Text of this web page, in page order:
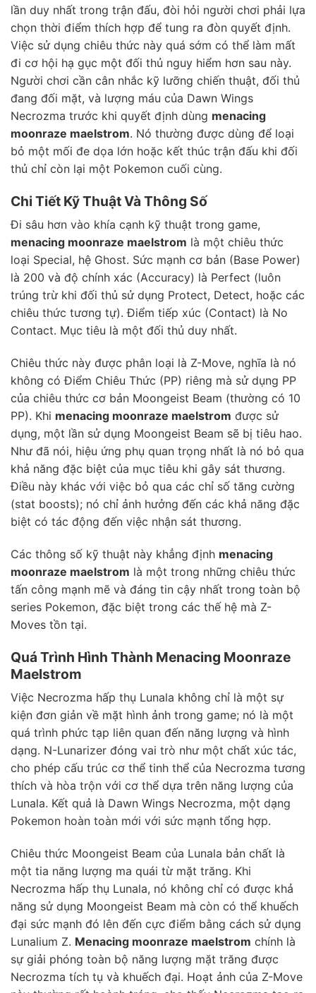
lần duy nhất trong trận đấu, đòi hỏi người chơi phải lựa
chọn thời điểm thích hợp để tung ra đòn quyết định.
Việc sử dụng chiêu thức này quá sớm có thể làm mất
đi cơ hội hạ gục một đối thủ nguy hiểm hơn sau này.
Người chơi cần cân nhắc kỹ lưỡng chiến thuật, đối thủ
đang đối mặt, và lượng máu của Dawn Wings
Necrozma trước khi quyết định dùng menacing
moonraze maelstrom. Nó thường được dùng để loại
bỏ một mối đe dọa lớn hoặc kết thúc trận đấu khi đối
thủ chỉ còn lại một Pokemon cuối cùng.
Chi Tiết Kỹ Thuật Và Thông Số
Đi sâu hơn vào khía cạnh kỹ thuật trong game,
menacing moonraze maelstrom là một chiêu thức
loại Special, hệ Ghost. Sức mạnh cơ bản (Base Power)
là 200 và độ chính xác (Accuracy) là Perfect (luôn
trúng trừ khi đối thủ sử dụng Protect, Detect, hoặc các
chiêu thức tương tự). Điểm tiếp xúc (Contact) là No
Contact. Mục tiêu là một đối thủ duy nhất.
Chiêu thức này được phân loại là Z-Move, nghĩa là nó
không có Điểm Chiêu Thức (PP) riêng mà sử dụng PP
của chiêu thức cơ bản Moongeist Beam (thường có 10
PP). Khi menacing moonraze maelstrom được sử
dụng, một lần sử dụng Moongeist Beam sẽ bị tiêu hao.
Như đã nói, hiệu ứng phụ quan trọng nhất là nó bỏ qua
khả năng đặc biệt của mục tiêu khi gây sát thương.
Điều này khác với việc bỏ qua các chỉ số tăng cường
(stat boosts); nó chỉ ảnh hưởng đến các khả năng đặc
biệt có tác động đến việc nhận sát thương.
Các thông số kỹ thuật này khẳng định menacing
moonraze maelstrom là một trong những chiêu thức
tấn công mạnh mẽ và đáng tin cậy nhất trong toàn bộ
series Pokemon, đặc biệt trong các thế hệ mà Z-
Moves tồn tại.
Quá Trình Hình Thành Menacing Moonraze
Maelstrom
Việc Necrozma hấp thụ Lunala không chỉ là một sự
kiện đơn giản về mặt hình ảnh trong game; nó là một
quá trình phức tạp liên quan đến năng lượng và hình
dạng. N-Lunarizer đóng vai trò như một chất xúc tác,
cho phép cấu trúc cơ thể tinh thể của Necrozma tương
thích và hòa trộn với cơ thể dựa trên năng lượng của
Lunala. Kết quả là Dawn Wings Necrozma, một dạng
Pokemon hoàn toàn mới với sức mạnh tổng hợp.
Chiêu thức Moongeist Beam của Lunala bản chất là
một tia năng lượng ma quái từ mặt trăng. Khi
Necrozma hấp thụ Lunala, nó không chỉ có được khả
năng sử dụng Moongeist Beam mà còn có thể khuếch
đại sức mạnh đó lên đến cực điểm bằng cách sử dụng
Lunalium Z. Menacing moonraze maelstrom chính là
sự giải phóng toàn bộ năng lượng mặt trăng được
Necrozma tích tụ và khuếch đại. Hoạt ảnh của Z-Move